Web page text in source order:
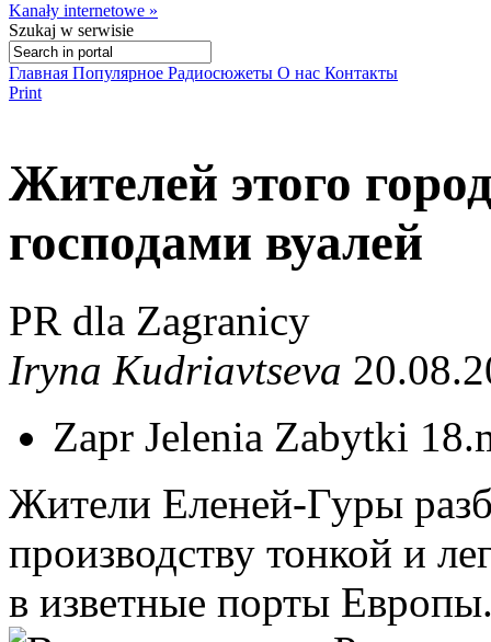
Kanały internetowe »
Szukaj w serwisie
Главная Популярное Радиосюжеты О нас Контакты
Print
Жителей этого
господами вуалей
PR dla Zagranicy
Iryna Kudriavtseva
Zapr Jelenia Zabytki
Жители Еленей-Гуры
производству тонкой и
в изветные порты